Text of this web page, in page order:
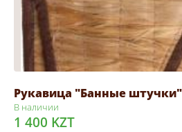
Рукавица "Банные
В наличии
1 400 KZT